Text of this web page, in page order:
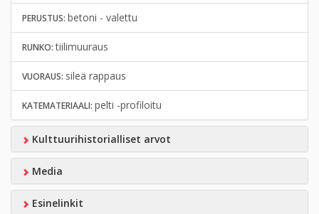
PERUSTUS: betoni - valettu
RUNKO:tiilimuuraus
VUORAUS: sileä rappaus
KATEMATERIAALI: pelti -profiloitu
Kulttuurihistorialliset arvot
Media
Esinelinkit